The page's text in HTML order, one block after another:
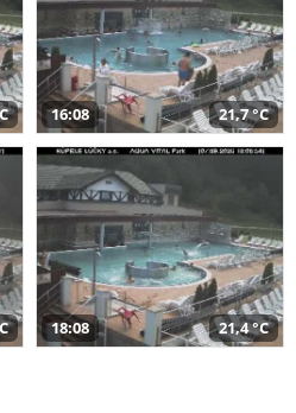
16:08 21,7 °C
18:08 21,4 °C